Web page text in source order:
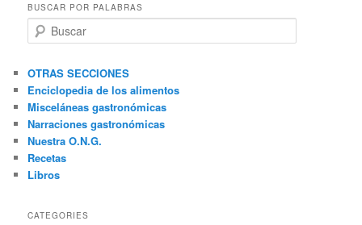
BUSCAR POR PALABRAS
u
c
a
r
OTRAS SECCIONES
Enciclopedia de los alimentos
Misceláneas gastronómicas
Narraciones gastronómicas
Nuestra O.N.G.
Recetas
Libros
CATEGORIES